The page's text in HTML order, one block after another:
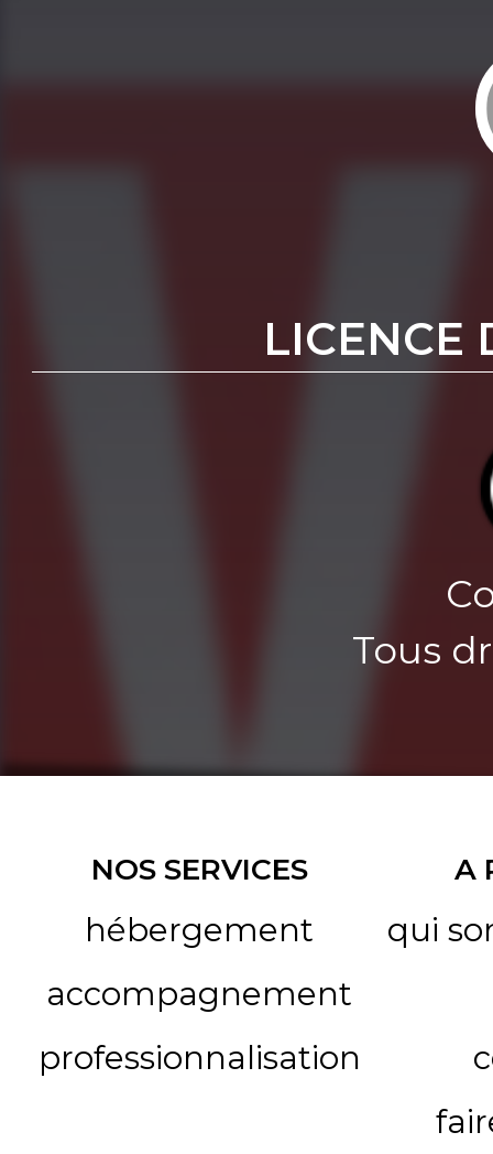
LICENCE
Tous
NOS SERVICES
hébergement
accompagnement
professionnalisation
A
qui